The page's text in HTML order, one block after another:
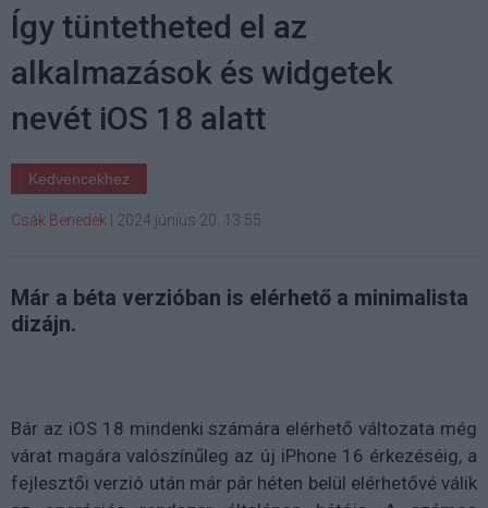
Így tüntetheted el az
alkalmazások és widgetek
nevét iOS 18 alatt
Kedvencekhez
Csák Benedek | 2024 június 20. 13:55
Már a béta verzióban is elérhető a minimalista
dizájn.
Bár az iOS 18 mindenki számára elérhető változata még
várat magára valószínűleg az új iPhone 16 érkezéséig, a
fejlesztői verzió után már pár héten belül elérhetővé válik